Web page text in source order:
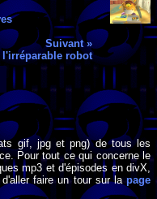
Suivant »
l'irréparable robot
gif, jpg et png) de tous les
Pour tout ce qui concerne le
mp3 et d'épisodes en divX,
faire un tour sur lapage